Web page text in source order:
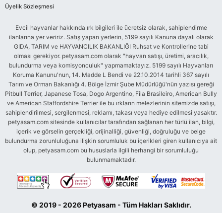
Üyelik Sözleşmesi
Evcil hayvanlar hakkında ırk bilgileri ile ücretsiz olarak, sahiplendirme
ilanlarına yer veririz. Satış yapan yerlerin, 5199 sayılı Kanuna dayalı olarak
GIDA, TARIM ve HAYVANCILIK BAKANLIĞI Ruhsat ve Kontrollerine tabi
olması gerekiyor. petyasam.com olarak "hayvan satışı, üretimi, aracılık,
bulundurma veya komisyonculuk" yapmamaktayız. 5199 sayılı Hayvanları
Koruma Kanunu'nun, 14. Madde L Bendi ve 22.10.2014 tarihli 367 sayılı
Tarım ve Orman Bakanlığı 4. Bölge İzmir Şube Müdürlüğü'nün yazısı gereği
Pitbull Terrier, Japanese Tosa, Dogo Argentino, Fila Brasileiro, American Bully
ve American Staffordshire Terrier ile bu ırkların melezlerinin sitemizde satışı,
sahiplendirilmesi, sergilenmesi, reklamı, takası veya hediye edilmesi yasaktır.
petyasam.com sitesinde kullanıcılar tarafından sağlanan her türlü ilan, bilgi,
içerik ve görselin gerçekliği, orijinalliği, güvenliği, doğruluğu ve belge
bulundurma zorunluluğuna ilişkin sorumluluk bu içerikleri giren kullanıcıya ait
olup, petyasam.com bu hususlarla ilgili herhangi bir sorumluluğu
bulunmamaktadır.
© 2019 - 2026 Petyasam - Tüm Hakları Saklıdır.